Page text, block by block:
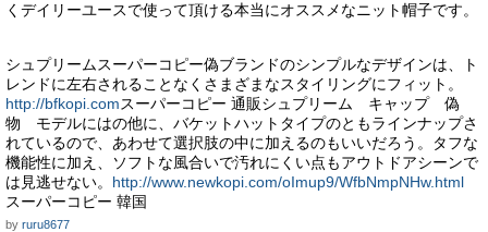
くデイリーユースで使って頂ける本当にオススメなニット帽子です。
シュプリームスーパーコピー偽ブランドのシンプルなデザインは、ト
レンドに左右されることなくさまざまなスタイリングにフィット。
http://bfkopi.comスーパーコピー 通販シュプリーム キャップ 偽
物 モデルにはの他に、バケットハットタイプのともラインナップさ
れているので、あわせて選択肢の中に加えるのもいいだろう。タフな
機能性に加え、ソフトな風合いで汚れにくい点もアウトドアシーンで
は見逃せない。 http://www.newkopi.com/oImup9/WfbNmpNHw.html
スーパーコピー 韓国
by ruru8677